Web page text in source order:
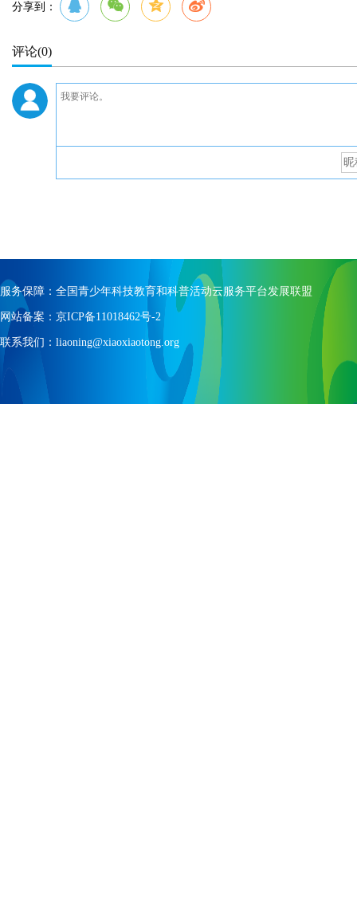
分享到：
评论(0)
服务保障：全国青少年科技教育和科普活动云服务平台发展联盟
网站备案：京ICP备11018462号-2
联系我们：liaoning@xiaoxiaotong.org